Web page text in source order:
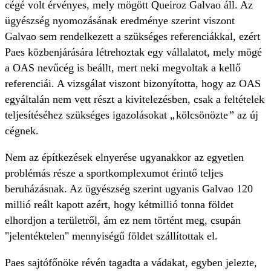
cégé volt érvényes, mely mögött Queiroz Galvao áll. Az
ügyészség nyomozásának eredménye szerint viszont
Galvao sem rendelkezett a szükséges referenciákkal, ezért
Paes közbenjárására létrehoztak egy vállalatot, mely mögé
a OAS nevűcég is beállt, mert neki megvoltak a kellő
referenciái. A vizsgálat viszont bizonyította, hogy az OAS
egyáltalán nem vett részt a kivitelezésben, csak a feltételek
teljesítéséhez szükséges igazolásokat „kölcsönözte” az új
cégnek.
Nem az építkezések elnyerése ugyanakkor az egyetlen
problémás része a sportkomplexumot érintő teljes
beruházásnak. Az ügyészség szerint ugyanis Galvao 120
millió reált kapott azért, hogy kétmillió tonna földet
elhordjon a területről, ám ez nem történt meg, csupán
"jelentéktelen" mennyiségű földet szállítottak el.
Paes sajtófőnöke révén tagadta a vádakat, egyben jelezte,